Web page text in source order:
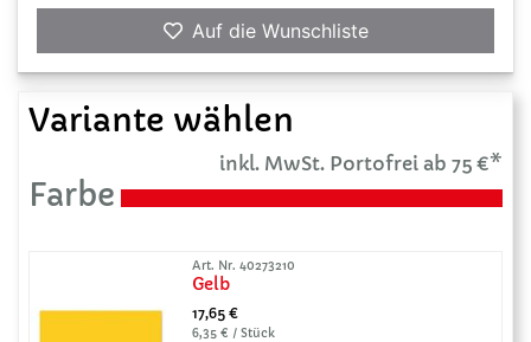
Auf die Wunschliste
Variante wählen
inkl. MwSt. Portofrei ab 75 €*
Farbe
Art. Nr. 40273210
Gelb
17,65 €
6,35 € / Stück